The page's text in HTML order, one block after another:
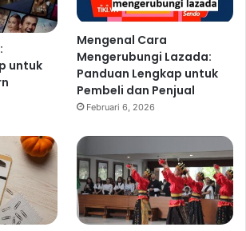
untuk
Mengenal Cara
Mengerubungi Lazada:
Panduan Lengkap untuk
Pembeli dan Penjual
Februari 6, 2026